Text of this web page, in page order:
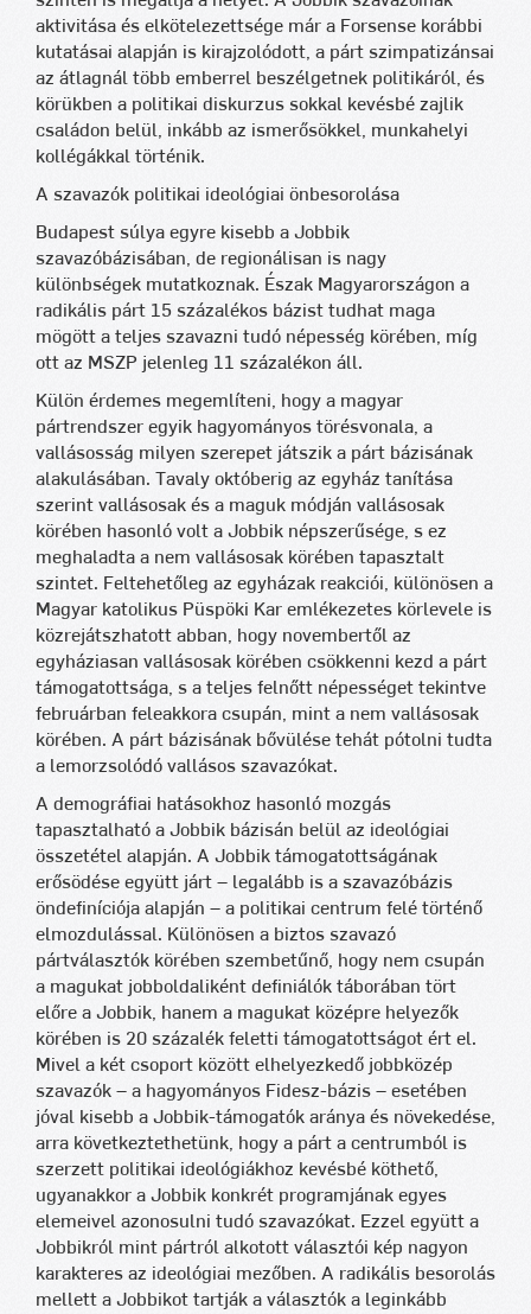
aktivitása és elkötelezettsége már a Forsense korábbi
kutatásai alapján is kirajzolódott, a párt szimpatizánsai
az átlagnál több emberrel beszélgetnek politikáról, és
körükben a politikai diskurzus sokkal kevésbé zajlik
családon belül, inkább az ismerősökkel, munkahelyi
kollégákkal történik.
A szavazók politikai ideológiai önbesorolása
Budapest súlya egyre kisebb a Jobbik
szavazóbázisában, de regionálisan is nagy
különbségek mutatkoznak. Észak Magyarországon a
radikális párt 15 százalékos bázist tudhat maga
mögött a teljes szavazni tudó népesség körében, míg
ott az MSZP jelenleg 11 százalékon áll.
Külön érdemes megemlíteni, hogy a magyar
pártrendszer egyik hagyományos törésvonala, a
vallásosság milyen szerepet játszik a párt bázisának
alakulásában. Tavaly októberig az egyház tanítása
szerint vallásosak és a maguk módján vallásosak
körében hasonló volt a Jobbik népszerűsége, s ez
meghaladta a nem vallásosak körében tapasztalt
szintet. Feltehetőleg az egyházak reakciói, különösen a
Magyar katolikus Püspöki Kar emlékezetes körlevele is
közrejátszhatott abban, hogy novembertől az
egyháziasan vallásosak körében csökkenni kezd a párt
támogatottsága, s a teljes felnőtt népességet tekintve
februárban feleakkora csupán, mint a nem vallásosak
körében. A párt bázisának bővülése tehát pótolni tudta
a lemorzsolódó vallásos szavazókat.
A demográfiai hatásokhoz hasonló mozgás
tapasztalható a Jobbik bázisán belül az ideológiai
összetétel alapján. A Jobbik támogatottságának
erősödése együtt járt – legalább is a szavazóbázis
öndefiníciója alapján – a politikai centrum felé történő
elmozdulással. Különösen a biztos szavazó
pártválasztók körében szembetűnő, hogy nem csupán
a magukat jobboldaliként definiálók táborában tört
előre a Jobbik, hanem a magukat középre helyezők
körében is 20 százalék feletti támogatottságot ért el.
Mivel a két csoport között elhelyezkedő jobbközép
szavazók – a hagyományos Fidesz-bázis – esetében
jóval kisebb a Jobbik-támogatók aránya és növekedése,
arra következtethetünk, hogy a párt a centrumból is
szerzett politikai ideológiákhoz kevésbé köthető,
ugyanakkor a Jobbik konkrét programjának egyes
elemeivel azonosulni tudó szavazókat. Ezzel együtt a
Jobbikról mint pártról alkotott választói kép nagyon
karakteres az ideológiai mezőben. A radikális besorolás
mellett a Jobbikot tartják a választók a leginkább